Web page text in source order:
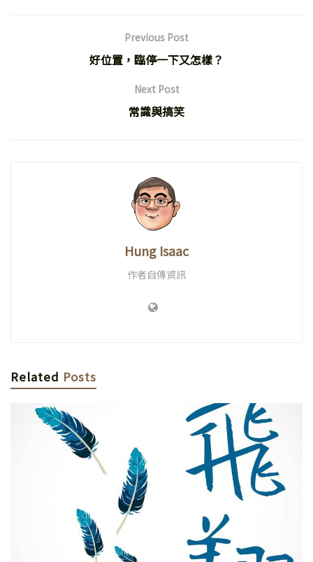
Previous Post
好位置，臨停一下又怎樣？
Next Post
常識與搞笑
Hung Isaac
作者自傳資訊
Related Posts